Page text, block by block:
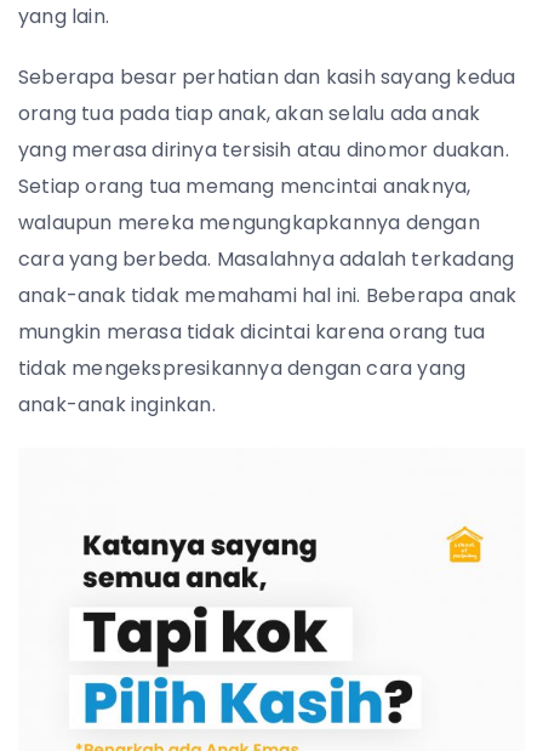
yang lain.
Seberapa besar perhatian dan kasih sayang kedua
orang tua pada tiap anak, akan selalu ada anak
yang merasa dirinya tersisih atau dinomor duakan.
Setiap orang tua memang mencintai anaknya,
walaupun mereka mengungkapkannya dengan
cara yang berbeda. Masalahnya adalah terkadang
anak-anak tidak memahami hal ini. Beberapa anak
mungkin merasa tidak dicintai karena orang tua
tidak mengekspresikannya dengan cara yang
anak-anak inginkan.